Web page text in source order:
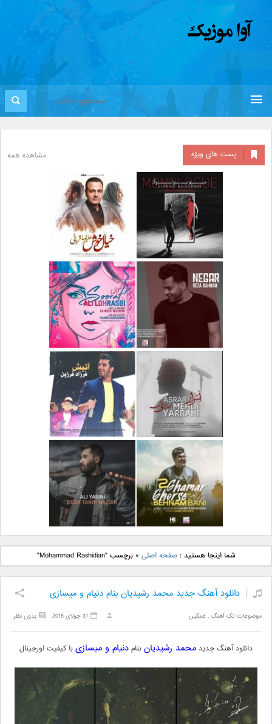
پست های ویژه مشاهده همه
دانلود آلبوم جدید سیروان
خسروی بنام مونولوگ
دانلود آهنگ جدید علیرضا
قربانی بنام خیال خوش
دانلود آهنگ جدید رضا
بهرام بنام نگار
دانلود آهنگ جدید علی
لهراسبی بنام صورت
دانلود آهنگ جدید مهدی
یراحی بنام اسرار
دانلود آهنگ جدید فرزاد
فرزین بنام آتیش
دانلود آهنگ جدید بهنام
بانی بنام قرص قمر 2
دانلود آهنگ جدید علی
یاسینی بنام دورترین نزدیک
شما اینجا هستید :صفحه اصلی »برچسب "Mohammad Rashidian"
دانلود آهنگ جدید محمد رشیدیان بنام دنیام و میسازی
موضوعات:تک آهنگ ,غمگین بدون نظر 31 جولای 2016
دانلود آهنگ جدید محمد رشیدیانبنامدنیام و میسازیبا کیفیت اورجینال